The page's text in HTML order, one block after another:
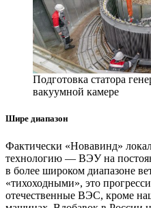
Подготовка статора
вакуумной камере
Шире диапазон
Фактически «Новавинд»
технологию — ​ВЭУ на
в более широком диапазоне
«тихоходными», это
отечественные ВЭС, кроме